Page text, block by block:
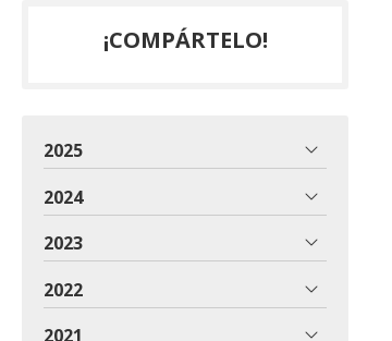
¡COMPÁRTELO!
2025
2024
2023
2022
2021